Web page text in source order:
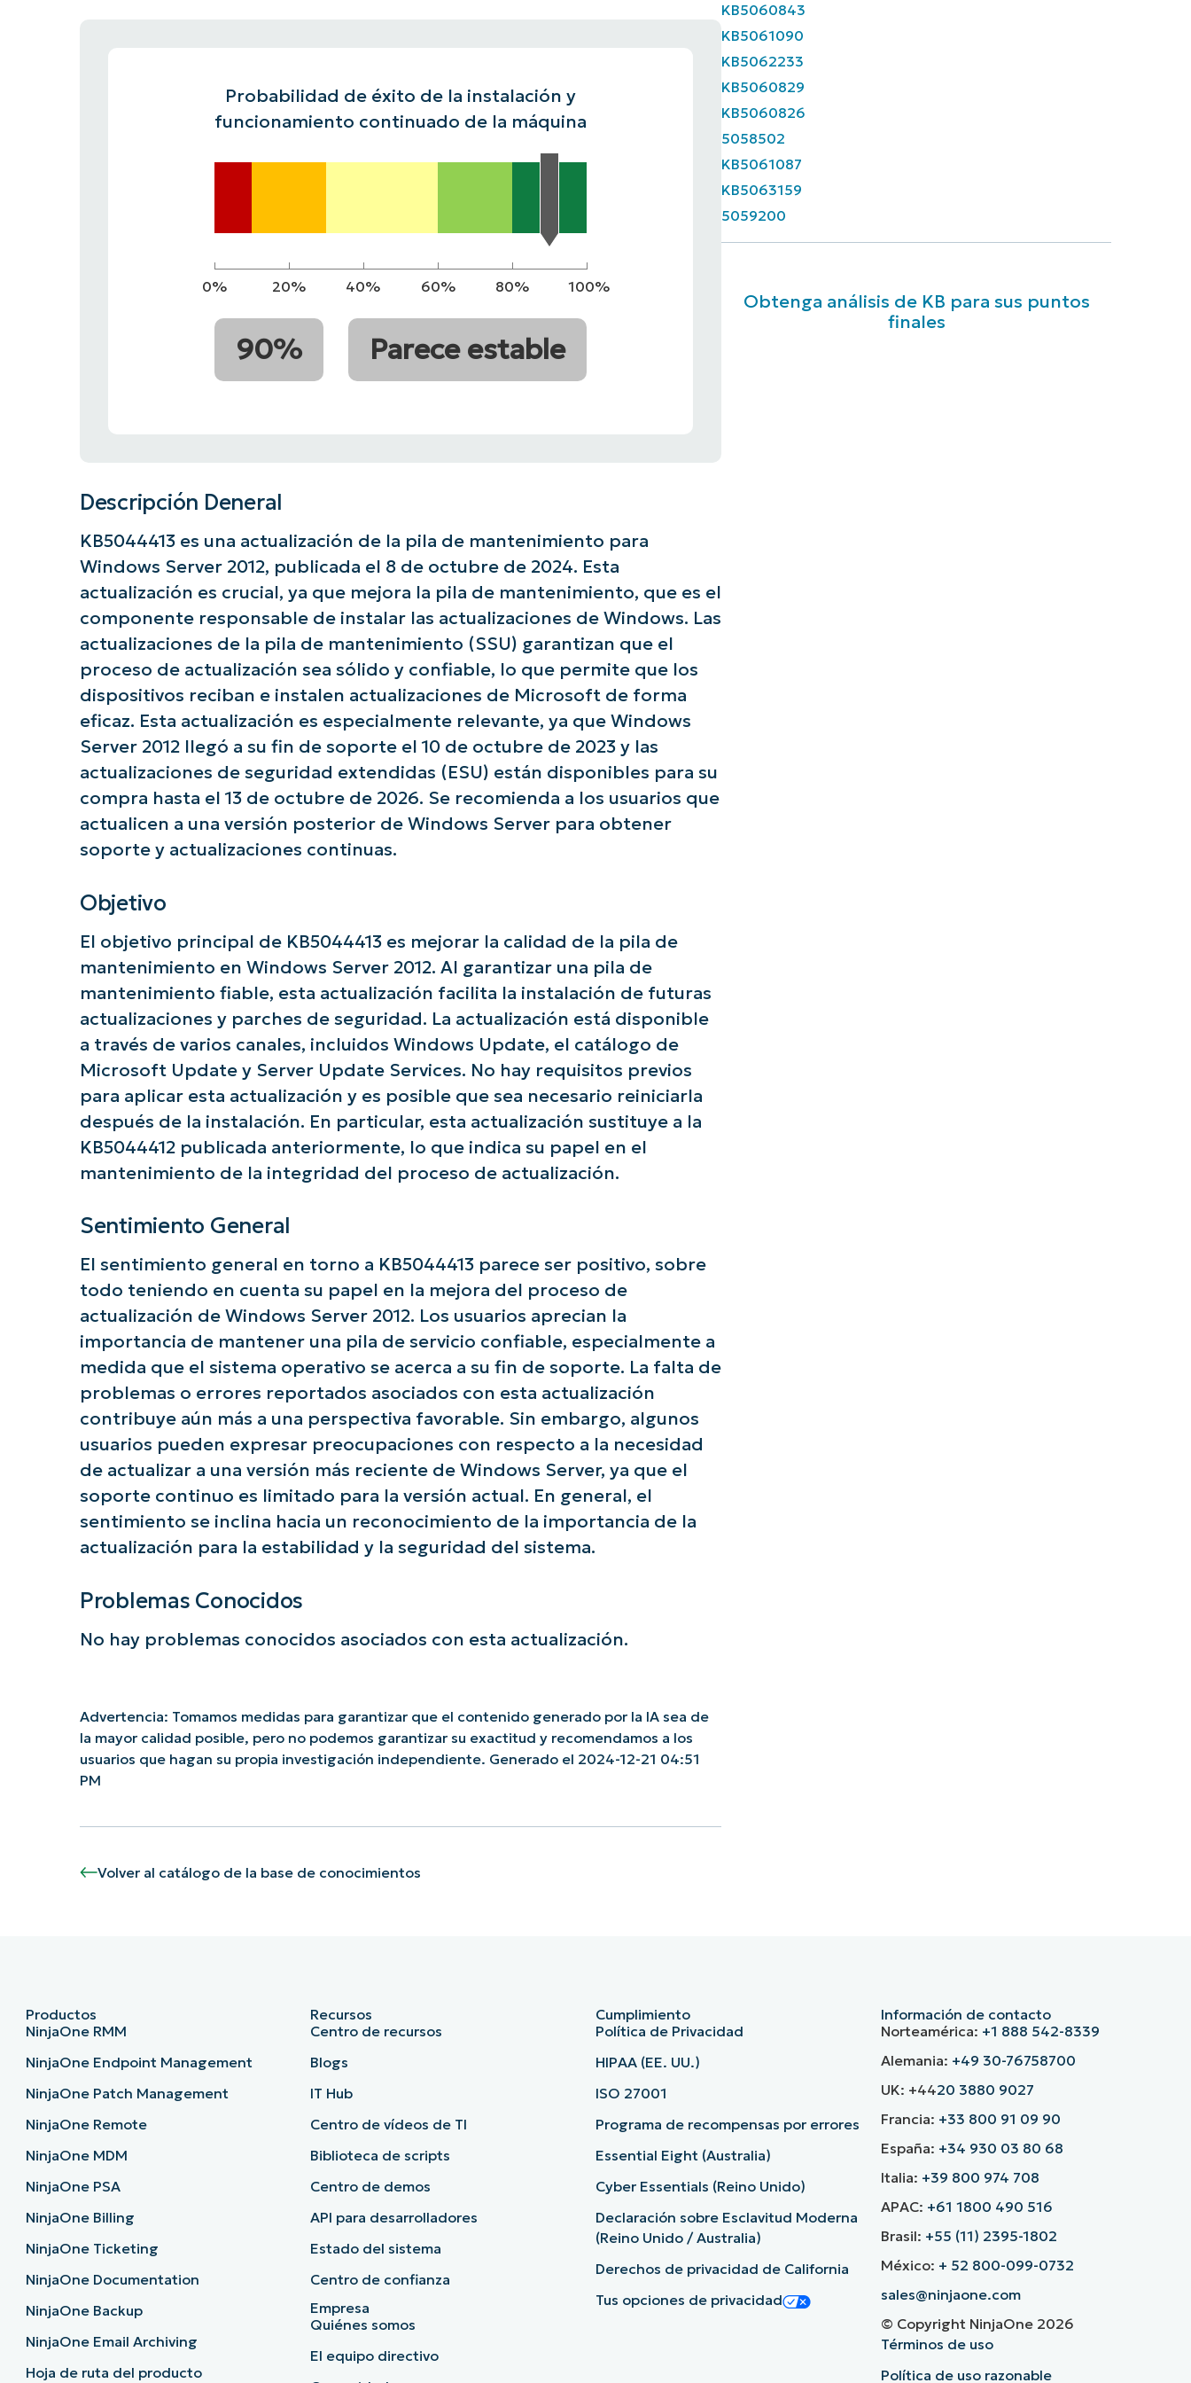
Probabilidad de éxito de la instalación y
funcionamiento continuado de la máquina
0% 20% 40% 60% 80% 100%
90% Parece estable
Descripción Deneral
KB5044413 es una actualización de la pila de mantenimiento para
Windows Server 2012, publicada el 8 de octubre de 2024. Esta
actualización es crucial, ya que mejora la pila de mantenimiento, que es el
componente responsable de instalar las actualizaciones de Windows. Las
actualizaciones de la pila de mantenimiento (SSU) garantizan que el
proceso de actualización sea sólido y confiable, lo que permite que los
dispositivos reciban e instalen actualizaciones de Microsoft de forma
eficaz. Esta actualización es especialmente relevante, ya que Windows
Server 2012 llegó a su fin de soporte el 10 de octubre de 2023 y las
actualizaciones de seguridad extendidas (ESU) están disponibles para su
compra hasta el 13 de octubre de 2026. Se recomienda a los usuarios que
actualicen a una versión posterior de Windows Server para obtener
soporte y actualizaciones continuas.
Objetivo
El objetivo principal de KB5044413 es mejorar la calidad de la pila de
mantenimiento en Windows Server 2012. Al garantizar una pila de
mantenimiento fiable, esta actualización facilita la instalación de futuras
actualizaciones y parches de seguridad. La actualización está disponible
a través de varios canales, incluidos Windows Update, el catálogo de
Microsoft Update y Server Update Services. No hay requisitos previos
para aplicar esta actualización y es posible que sea necesario reiniciarla
después de la instalación. En particular, esta actualización sustituye a la
KB5044412 publicada anteriormente, lo que indica su papel en el
mantenimiento de la integridad del proceso de actualización.
Sentimiento General
El sentimiento general en torno a KB5044413 parece ser positivo, sobre
todo teniendo en cuenta su papel en la mejora del proceso de
actualización de Windows Server 2012. Los usuarios aprecian la
importancia de mantener una pila de servicio confiable, especialmente a
medida que el sistema operativo se acerca a su fin de soporte. La falta de
problemas o errores reportados asociados con esta actualización
contribuye aún más a una perspectiva favorable. Sin embargo, algunos
usuarios pueden expresar preocupaciones con respecto a la necesidad
de actualizar a una versión más reciente de Windows Server, ya que el
soporte continuo es limitado para la versión actual. En general, el
sentimiento se inclina hacia un reconocimiento de la importancia de la
actualización para la estabilidad y la seguridad del sistema.
Problemas Conocidos
No hay problemas conocidos asociados con esta actualización.
Advertencia: Tomamos medidas para garantizar que el contenido generado por la IA sea de
la mayor calidad posible, pero no podemos garantizar su exactitud y recomendamos a los
usuarios que hagan su propia investigación independiente. Generado el 2024-12-21 04:51
PM
Volver al catálogo de la base de conocimientos
KB5060843
KB5061090
KB5062233
KB5060829
KB5060826
5058502
KB5061087
KB5063159
5059200
Obtenga análisis de KB para sus puntos
finales
¡Empiece con los análisis de KB basados en IA de NinjaOne!
First
last
name*
Business
email*
number*
Productos
NinjaOne RMM
NinjaOne Endpoint Management
NinjaOne Patch Management
NinjaOne Remote
NinjaOne MDM
NinjaOne PSA
NinjaOne Billing
NinjaOne Ticketing
NinjaOne Documentation
NinjaOne Backup
NinjaOne Email Archiving
Hoja de ruta del producto
Recursos
Centro de recursos
Blogs
IT Hub
Centro de vídeos de TI
Biblioteca de scripts
Centro de demos
API para desarrolladores
Estado del sistema
Centro de confianza
Empresa
Quiénes somos
El equipo directivo
Cumplimiento
Política de Privacidad
HIPAA (EE. UU.)
ISO 27001
Programa de recompensas por errores
Essential Eight (Australia)
Cyber Essentials (Reino Unido)
Declaración sobre Esclavitud Moderna
(Reino Unido / Australia)
Derechos de privacidad de California
Tus opciones de privacidad
Información de contacto
Norteamérica: +1 888 542-8339
Alemania: +49 30-76758700
UK: +4420 3880 9027
Francia: +33 800 91 09 90
España: +34 930 03 80 68
Italia: +39 800 974 708
APAC: +61 1800 490 516
Brasil: +55 (11) 2395-1802
México: + 52 800-099-0732
sales@ninjaone.com
© Copyright NinjaOne 2026
Términos de uso
Política de uso razonable